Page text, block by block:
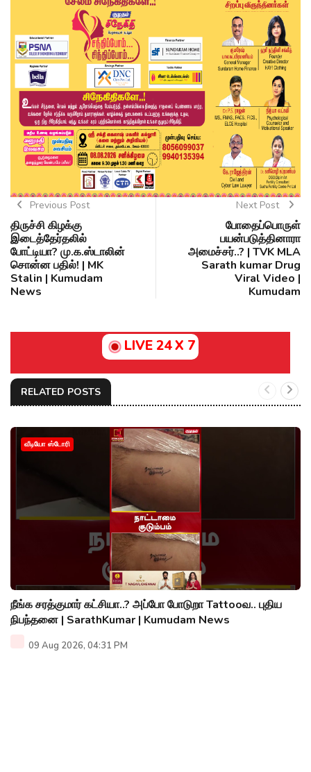
Previous Post
திருச்சி கிழக்கு
இடைத்தேர்தலில்
போட்டியா? மு.க.ஸ்டாலின்
சொன்ன பதில்! | MK
Stalin | Kumudam
News
Next Post
போதைப்பொருள்
பயன்படுத்தினாரா
அமைச்சர்..? | TVK MLA
Sarath kumar Drug
Viral Video |
Kumudam
LIVE 24 X 7
RELATED POSTS
வீடியோ ஸ்டோரி
நீங்க சரத்குமார் கட்சியா..? அப்போ போடுறா Tattooவ.. புதிய
நிபந்தனை | SarathKumar | Kumudam News
09 Aug 2026, 04:31 PM